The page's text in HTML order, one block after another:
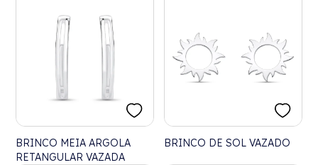
BRINCO MEIA ARGOLA
RETANGULAR VAZADA
BRINCO DE SOL VAZADO